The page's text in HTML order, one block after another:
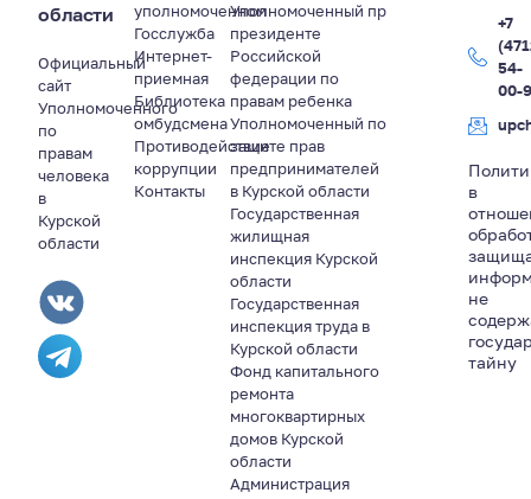
области
Официальный
сайт
Уполномоченного
по
правам
человека
в
Курской
области
уполномоченном
Госслужба
Интернет-
приемная
Библиотека
омбудсмена
Противодействие
коррупции
Контакты
Уполномоченный пр
президенте
Российской
федерации по
правам ребенка
Уполномоченный по
защите прав
предпринимателей
в Курской области
Государственная
жилищная
инспекция Курской
области
Государственная
инспекция труда в
Курской области
Фонд капитального
ремонта
многоквартирных
домов Курской
области
Администрация
+7
54-
00-
в
не
тайну